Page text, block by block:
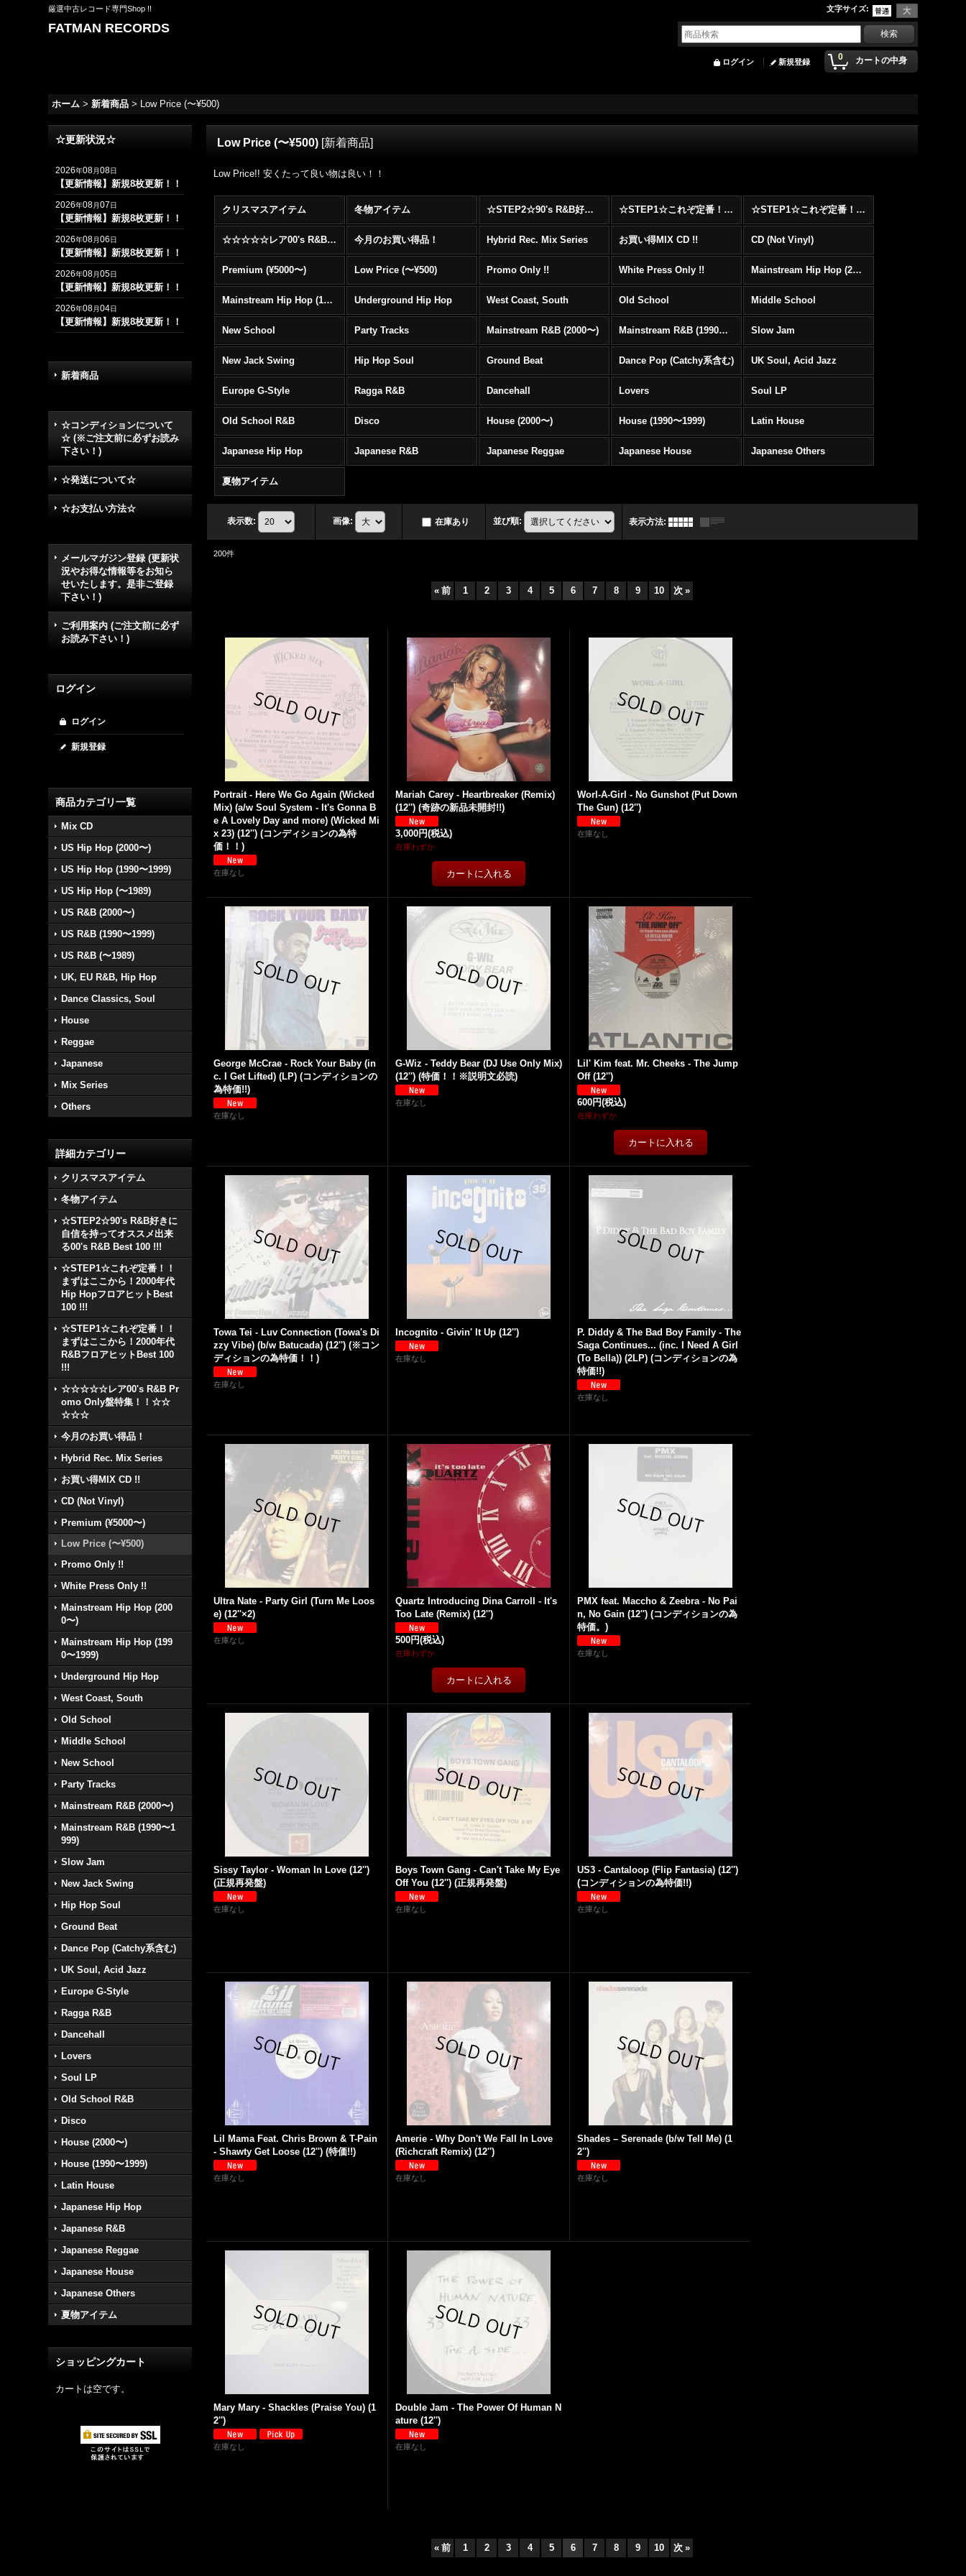
厳選中古レコード専門Shop !! 文字サイズ:
FATMAN RECORDS
0 カートの中身
ログイン 新規登録
ホーム > 新着商品 > Low Price (〜¥500)
☆更新状況☆
2026年08月08日
【更新情報】新規8枚更新！！
2026年08月07日
【更新情報】新規8枚更新！！
2026年08月06日
【更新情報】新規8枚更新！！
2026年08月05日
【更新情報】新規8枚更新！！
2026年08月04日
【更新情報】新規8枚更新！！
新着商品
☆コンディションについて
☆ (※ご注文前に必ずお読み
下さい！)
☆発送について☆
☆お支払い方法☆
メールマガジン登録 (更新状
況やお得な情報等をお知ら
せいたします。是非ご登録
下さい！)
ご利用案内 (ご注文前に必ず
お読み下さい！)
ログイン
ログイン
新規登録
商品カテゴリ一覧
Mix CD
US Hip Hop (2000〜)
US Hip Hop (1990〜1999)
US Hip Hop (〜1989)
US R&B (2000〜)
US R&B (1990〜1999)
US R&B (〜1989)
UK, EU R&B, Hip Hop
Dance Classics, Soul
House
Reggae
Japanese
Mix Series
Others
詳細カテゴリー
クリスマスアイテム
冬物アイテム
☆STEP2☆90's R&B好きに
自信を持ってオススメ出来
る00's R&B Best 100 !!!
☆STEP1☆これぞ定番！！
まずはここから！2000年代
Hip HopフロアヒットBest
100 !!!
☆STEP1☆これぞ定番！！
まずはここから！2000年代
R&BフロアヒットBest 100
!!!
☆☆☆☆☆レア00's R&B Pr
omo Only盤特集！！☆☆
☆☆☆
今月のお買い得品！
Hybrid Rec. Mix Series
お買い得MIX CD !!
CD (Not Vinyl)
Premium (¥5000〜)
Low Price (〜¥500)
Promo Only !!
White Press Only !!
Mainstream Hip Hop (200
0〜)
Mainstream Hip Hop (199
0〜1999)
Underground Hip Hop
West Coast, South
Old School
Middle School
New School
Party Tracks
Mainstream R&B (2000〜)
Mainstream R&B (1990〜1
999)
Slow Jam
New Jack Swing
Hip Hop Soul
Ground Beat
Dance Pop (Catchy系含む)
UK Soul, Acid Jazz
Europe G-Style
Ragga R&B
Dancehall
Lovers
Soul LP
Old School R&B
Disco
House (2000〜)
House (1990〜1999)
Latin House
Japanese Hip Hop
Japanese R&B
Japanese Reggae
Japanese House
Japanese Others
夏物アイテム
ショッピングカート
カートは空です。
Low Price (〜¥500) [新着商品]
Low Price!! 安くたって良い物は良い！！
クリスマスアイテム 冬物アイテム ☆STEP2☆90's R&B好きに自信を持ってオススメ出来る00's R&B Best 100 !!! ☆STEP1☆これぞ定番！！まずはここから！2000年代Hip HopフロアヒットBest 100 !!! ☆STEP1☆これぞ定番！！まずはここから！2000年代R&BフロアヒットBest 100 !!!
☆☆☆☆☆レア00's R&B Promo Only盤特集！！☆☆☆☆☆ 今月のお買い得品！ Hybrid Rec. Mix Series お買い得MIX CD !! CD (Not Vinyl)
Premium (¥5000〜) Low Price (〜¥500) Promo Only !! White Press Only !! Mainstream Hip Hop (2000〜)
Mainstream Hip Hop (1990〜1999) Underground Hip Hop West Coast, South Old School Middle School
New School Party Tracks Mainstream R&B (2000〜) Mainstream R&B (1990〜1999) Slow Jam
New Jack Swing Hip Hop Soul Ground Beat Dance Pop (Catchy系含む) UK Soul, Acid Jazz
Europe G-Style Ragga R&B Dancehall Lovers Soul LP
Old School R&B Disco House (2000〜) House (1990〜1999) Latin House
Japanese Hip Hop Japanese R&B Japanese Reggae Japanese House Japanese Others
夏物アイテム
表示数: 画像: 在庫あり 並び順: 表示方法:
200件
« 前 1 2 3 4 5 6 7 8 9 10 次 »
Portrait - Here We Go Again (Wicked
Mix) (a/w Soul System - It's Gonna B
e A Lovely Day and more) (Wicked Mi
x 23) (12'') (コンディションの為特
価！！)
在庫なし
Mariah Carey - Heartbreaker (Remix)
(12'') (奇跡の新品未開封!!)
3,000円(税込)
在庫わずか
Worl-A-Girl - No Gunshot (Put Down
The Gun) (12'')
在庫なし
George McCrae - Rock Your Baby (in
c. I Get Lifted) (LP) (コンディションの
為特価!!)
在庫なし
G-Wiz - Teddy Bear (DJ Use Only Mix)
(12'') (特価！！※説明文必読)
在庫なし
Lil' Kim feat. Mr. Cheeks - The Jump
Off (12'')
600円(税込)
在庫わずか
Towa Tei - Luv Connection (Towa's Di
zzy Vibe) (b/w Batucada) (12'') (※コン
ディションの為特価！！)
在庫なし
Incognito - Givin' It Up (12'')
在庫なし
P. Diddy & The Bad Boy Family - The
Saga Continues... (inc. I Need A Girl
(To Bella)) (2LP) (コンディションの為
特価!!)
在庫なし
Ultra Nate - Party Girl (Turn Me Loos
e) (12''×2)
在庫なし
Quartz Introducing Dina Carroll - It's
Too Late (Remix) (12'')
500円(税込)
在庫わずか
PMX feat. Maccho & Zeebra - No Pai
n, No Gain (12'') (コンディションの為
特価。)
在庫なし
Sissy Taylor - Woman In Love (12'')
(正規再発盤)
在庫なし
Boys Town Gang - Can't Take My Eye
Off You (12'') (正規再発盤)
在庫なし
US3 - Cantaloop (Flip Fantasia) (12'')
(コンディションの為特価!!)
在庫なし
Lil Mama Feat. Chris Brown & T-Pain
- Shawty Get Loose (12'') (特価!!)
在庫なし
Amerie - Why Don't We Fall In Love
(Richcraft Remix) (12'')
在庫なし
Shades ‎– Serenade (b/w Tell Me) (1
2'')
在庫なし
Mary Mary - Shackles (Praise You) (1
2'')
在庫なし
Double Jam - The Power Of Human N
ature (12'')
在庫なし
« 前 1 2 3 4 5 6 7 8 9 10 次 »